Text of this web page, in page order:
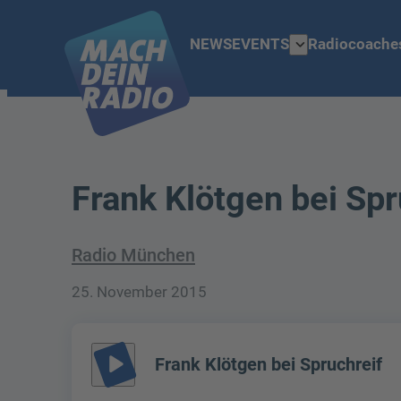
NEWSEVENTS expand_more
Frank Klötgen bei
Radio München
25. November 2015
play_arrow Frank Klötgen bei Spruchreif